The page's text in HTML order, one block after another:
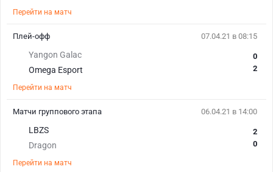
Перейти на матч
07.04.21 в 08:15
Yangon Galac
Omega Esport
0
2
Перейти на матч
Плей-офф
06.04.21 в 14:00
LBZS
Dragon
2
0
Перейти на матч
Матчи группового этапа